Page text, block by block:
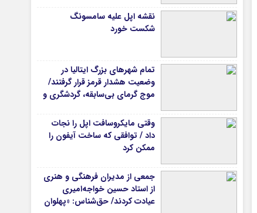
نقشه اپل علیه سامسونگ
شکست خورد
تمام شهرهای بزرگ ایتالیا در
وضعیت هشدار قرمز قرار گرفتند/
موج گرمای بی‌سابقه، گردشگری و
قرار داد
وقتی مایکروسافت اپل را نجات
داد / توافقی که ساخت آیفون را
ممکن کرد
جمعی از مدیران فرهنگی و هنری
از استاد حسین خواجه‌امیری
عیادت کردند/ حق‌شناس: «پهلوان